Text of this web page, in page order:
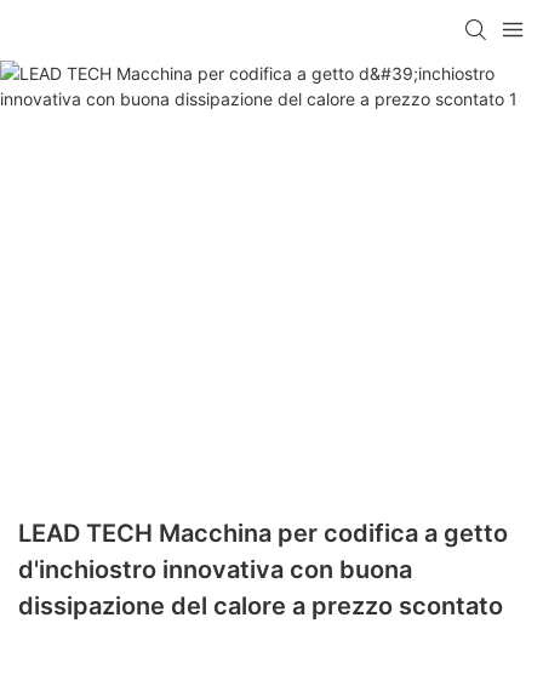
LEAD TECH Macchina per codifica a getto
d'inchiostro innovativa con buona
dissipazione del calore a prezzo scontato